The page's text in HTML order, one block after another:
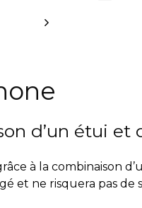
d’un étui et
à la combinaison
et ne risquera pas de